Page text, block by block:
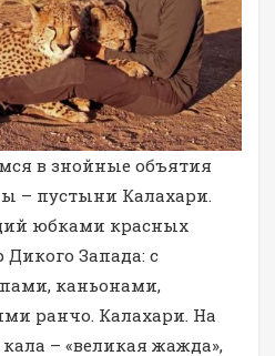
в знойные объятия
– пустыни Калахари.
юбками красных
Запада: с
каньонами,
ранчо. Калахари. На
– «великая жажда»,